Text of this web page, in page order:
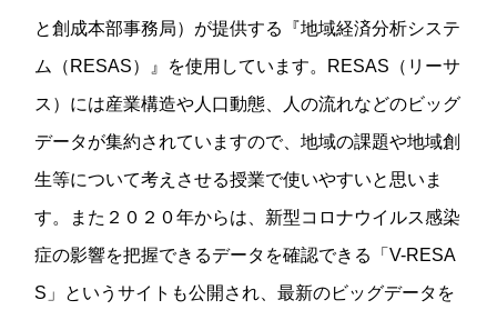
と創成本部事務局）が提供する『地域経済分析システ
ム（RESAS）』を使用しています。RESAS（リーサ
ス）には産業構造や人口動態、人の流れなどのビッグ
データが集約されていますので、地域の課題や地域創
生等について考えさせる授業で使いやすいと思いま
す。また２０２０年からは、新型コロナウイルス感染
症の影響を把握できるデータを確認できる「V-RESA
S」というサイトも公開され、最新のビッグデータを